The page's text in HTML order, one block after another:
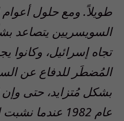
طويلاً. ومع حلول أعوام
السويسريين يتصاعد
تجاه إسرائيل،
المُضطَر للدفاع عن
بشكل مُتزايد، حتى وإن
عام 1982